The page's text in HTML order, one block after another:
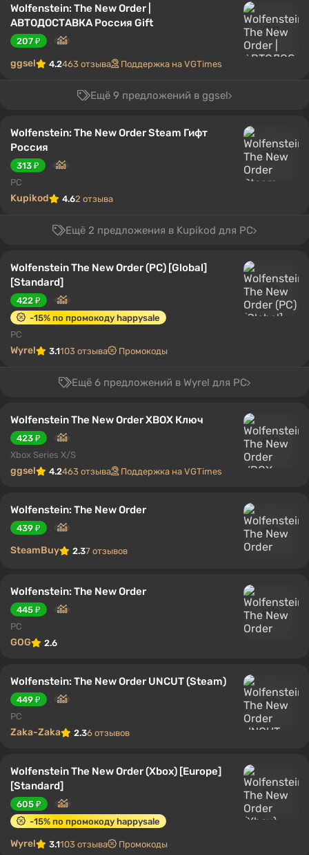
Wolfenstein: The New Order |
АВТОДОСТАВКА Россия Gift
207 ₽
ggsel 4.2463 отзыва Поддержка на VGTimes
Ещё 9 предложений в ggsel
Wolfenstein: The New Order Steam Гифт
Россия
313 ₽
PC
Kupikod 4.62 отзыва
Ещё 2 предложения в Kupikod для PC
Wolfenstein The New Order (PC) [Global]
[Standard]
422 ₽
-15% по промокоду happysale
PC
Wyrel 3.1103 отзыва Промокоды
Ещё 6 предложений в Wyrel для PC
Wolfenstein The New Order XBOX Ключ
423 ₽
Xbox Series X/S
ggsel 4.2463 отзыва Поддержка на VGTimes
Wolfenstein: The New Order
439 ₽
SteamBuy 2.37 отзывов
Wolfenstein: The New Order
445 ₽
PC
GOG 2.6
Wolfenstein: The New Order UNCUT (Steam)
449 ₽
PC
Zaka-Zaka 2.36 отзывов
Wolfenstein The New Order (Xbox) [Europe]
[Standard]
605 ₽
-15% по промокоду happysale
Wyrel 3.1103 отзыва Промокоды